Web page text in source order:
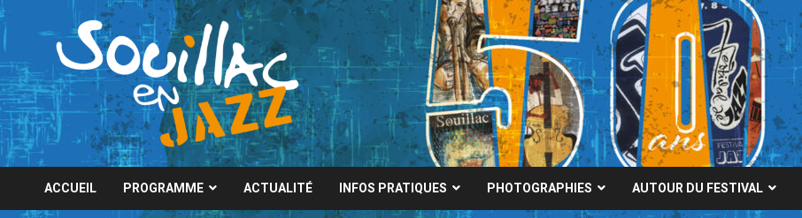
Skip
to
content
ACCUEIL PROGRAMME ACTUALITÉ INFOS PRATIQUES PHOTOGRAPHIES AUTOUR DU FESTIVAL